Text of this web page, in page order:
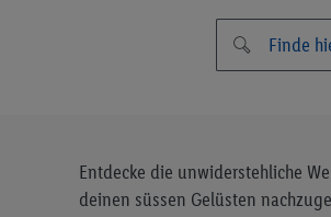
Entdecke die unwiderstehliche
deinen süssen Gelüsten